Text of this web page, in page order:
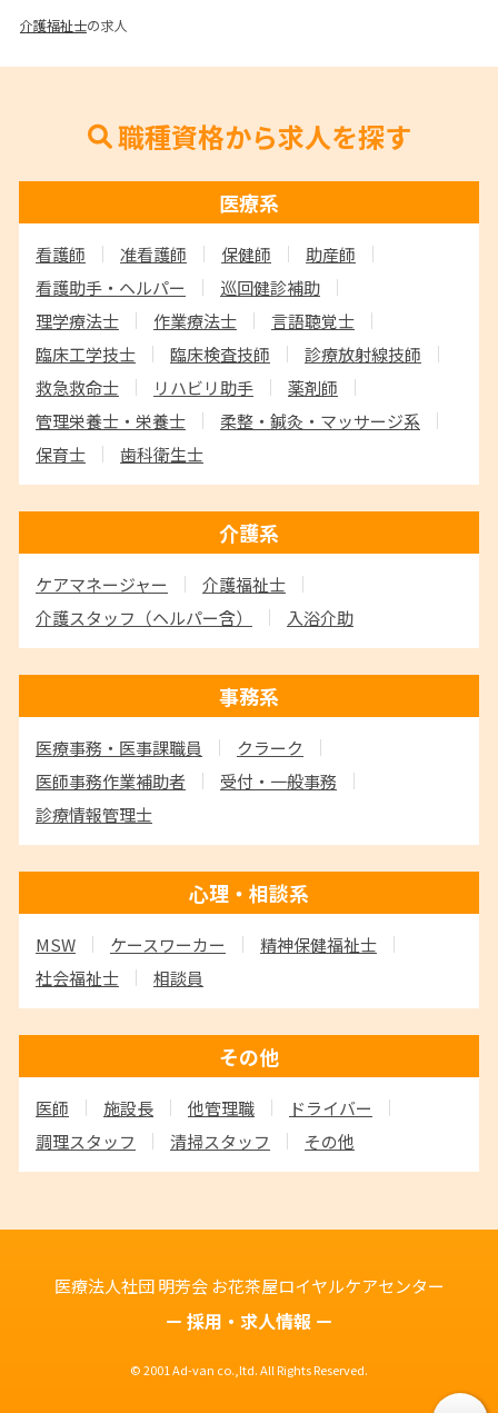
介護福祉士の求人
職種資格から求人を探す
医療系
看護師 准看護師 保健師
助産師
看護助手・ヘルパー
巡回健診補助
理学療法士
作業療法士
言語聴覚士
臨床工学技士
臨床検査技師
診療放射線技師
救急救命士
リハビリ助手
薬剤師
管理栄養士・栄養士
柔整・鍼灸・マッサージ系
保育士
歯科衛生士
介護系
ケアマネージャー
介護福祉士
介護スタッフ （ヘルパー含） 入浴介助
事務系
医療事務・医事課職員
クラーク
医師事務作業補助者
受付・一般事務
診療情報管理士
心理・相談系
MSW ケースワーカー
精神保健福祉士
社会福祉士
相談員
その他
医師 施設長 他管理職
ドライバー
調理スタッフ
清掃スタッフ その他
医療法人社団 明芳会 お花茶屋ロイヤルケアセンター
採用・求人情報
© 2001 Ad-van co.,ltd. All Rights Reserved.